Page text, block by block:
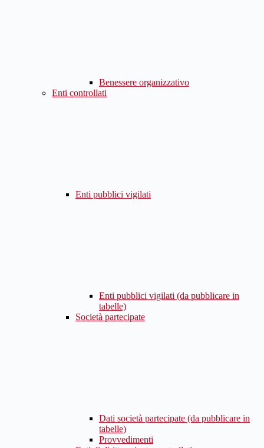
Benessere organizzativo
Enti controllati
Enti pubblici vigilati
Enti pubblici vigilati (da pubblicare in
tabelle)
Società partecipate
Dati società partecipate (da pubblicare in
tabelle)
Provvedimenti